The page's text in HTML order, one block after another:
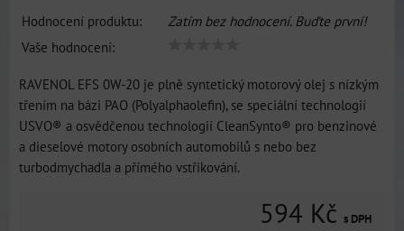
Hodnocení produktu:
Zatím bez hodnocení. Buďte první!
Vaše hodnocení:
RAVENOL EFS 0W-20 je plně syntetický motorový olej s nízkým
třením na bázi PAO (Polyalphaolefin), se speciální technologií
USVO® a osvědčenou technologií CleanSynto® pro benzinové
a dieselové motory osobních automobilů s nebo bez
turbodmychadla a přímého vstřikování.
594 Kč s DPH